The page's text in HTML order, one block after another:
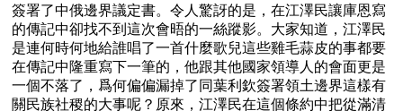
簽署了中俄邊界議定書。令人驚訝的是，在江澤民讓庫恩寫
的傳記中卻找不到這次會晤的一絲蹤影。大家知道，江澤民
是連何時何地給誰唱了一首什麼歌兒這些雞毛蒜皮的事都要
在傳記中隆重寫下一筆的，他跟其他國家領導人的會面更是
一個不落了，爲何偏偏漏掉了同葉利欽簽署領土邊界這樣有
關民族社稷的大事呢？原來，江澤民在這個條約中把從滿清